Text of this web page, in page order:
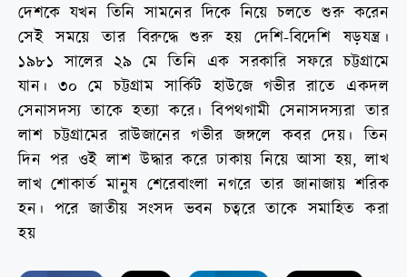
দেশকে যখন তিনি সামনের দিকে নিয়ে চলতে শুরু করেন
সেই সময়ে তার বিরুদ্ধে শুরু হয় দেশি-বিদেশি ষড়যন্ত্র।
১৯৮১ সালের ২৯ মে তিনি এক সরকারি সফরে চট্টগ্রামে
যান। ৩০ মে চট্টগ্রাম সার্কিট হাউজে গভীর রাতে একদল
সেনাসদস্য তাকে হত্যা করে। বিপথগামী সেনাসদস্যরা তার
লাশ চট্টগ্রামের রাউজানের গভীর জঙ্গলে কবর দেয়। তিন
দিন পর ওই লাশ উদ্ধার করে ঢাকায় নিয়ে আসা হয়, লাখ
লাখ শোকার্ত মানুষ শেরেবাংলা নগরে তার জানাজায় শরিক
হন। পরে জাতীয় সংসদ ভবন চত্বরে তাকে সমাহিত করা
হয়